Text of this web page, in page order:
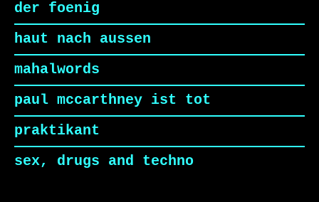
der foenig
haut nach aussen
mahalwords
paul mccarthney ist tot
praktikant
sex, drugs and techno